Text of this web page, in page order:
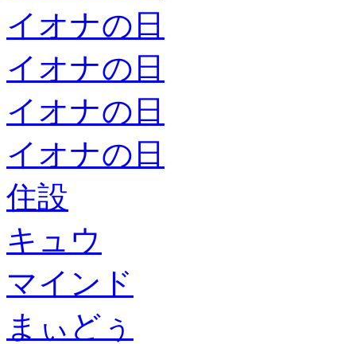
イオナの日
イオナの日
イオナの日
イオナの日
住設
キュウ
マインド
まぃどぅ